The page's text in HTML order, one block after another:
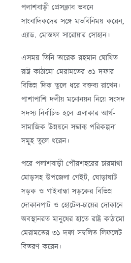
পলাশবাড়ী প্রেসক্লাব ভবনে
সাংবাদিকদের সঙ্গে মতবিনিময় করেন,
এ্যাড. মোস্তফা সারোয়ার সোহান।
এসময় তিনি তারেক রহমান ঘোষিত
রাষ্ট্র কাঠামো মেরামতের ৩১ দফার
বিভিন্ন দিক তুলে ধরে বক্তব্য রাখেন।
পাশাপাশি দলীয় মনোনয়ন নিয়ে সংসদ
সদস্য নির্বাচিত হলে এলাকার আর্থ-
সামাজিক উন্নয়নে সম্ভাব্য পরিকল্পনা
সমূহ তুলে ধরেন।
পরে পলাশবাড়ী পৌরশহরের চারমাথা
মোড়সহ উপজেলা গেইট, ঘোড়াঘাট
সড়ক ও গাইবান্ধা সড়কের বিভিন্ন
দোকানপাট ও হোটেল-চায়ের দোকানে
অবস্থানরত মানুষের হাতে রাষ্ট্র কাঠামো
মেরামতের ৩১ দফা সম্বলিত লিফলেট
বিতরণ করেন।